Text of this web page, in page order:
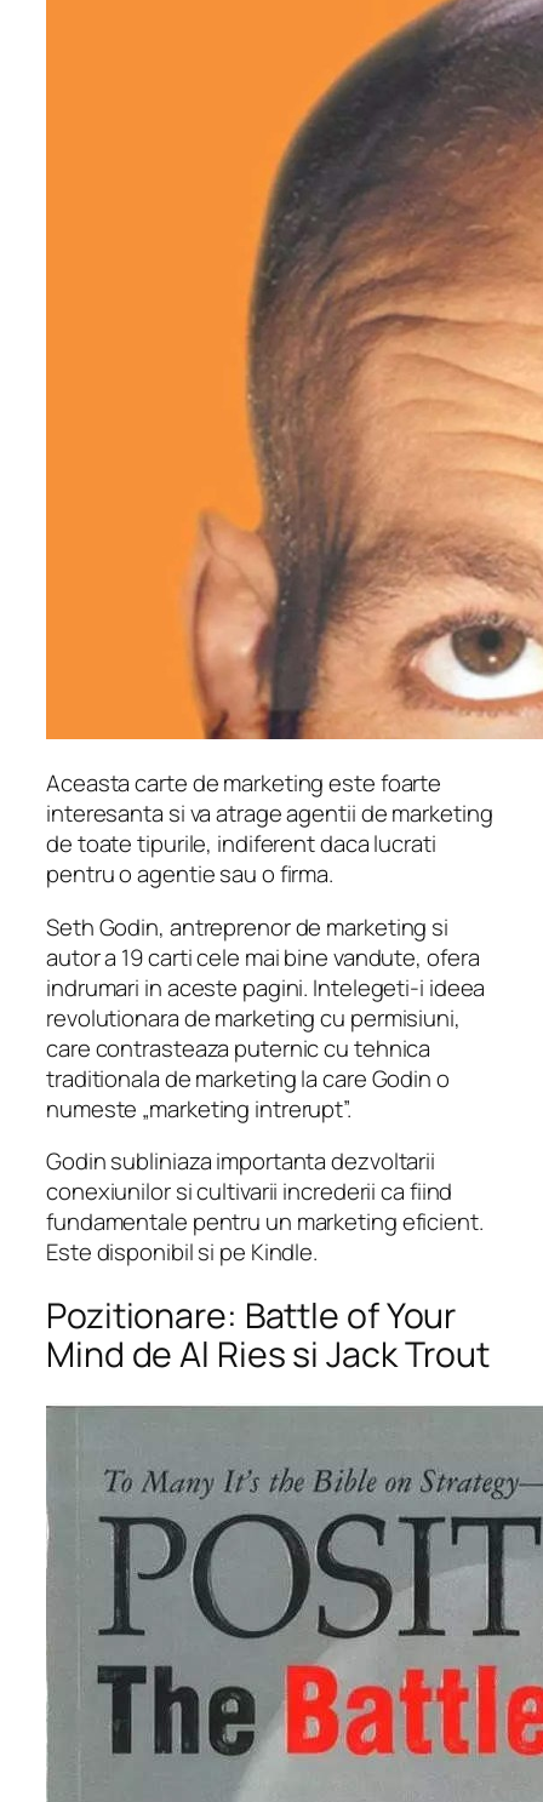
Aceasta carte de marketing este foarte
interesanta si va atrage agentii de marketing
de toate tipurile, indiferent daca lucrati
pentru o agentie sau o firma.
Seth Godin, antreprenor de marketing si
autor a 19 carti cele mai bine vandute, ofera
indrumari in aceste pagini. Intelegeti-i ideea
revolutionara de marketing cu permisiuni,
care contrasteaza puternic cu tehnica
traditionala de marketing la care Godin o
numeste „marketing intrerupt”.
Godin subliniaza importanta dezvoltarii
conexiunilor si cultivarii increderii ca fiind
fundamentale pentru un marketing eficient.
Este disponibil si pe Kindle.
Pozitionare: Battle of Your
Mind de Al Ries si Jack Trout